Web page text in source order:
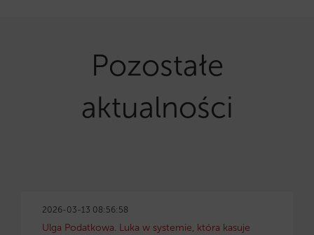
Pozostałe
aktualności
2026-03-13 08:56:58
Ulga Podatkowa. Luka w systemie, która kasuje